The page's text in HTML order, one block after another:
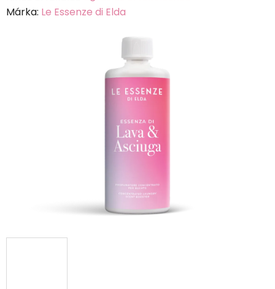
termék
Márka: Le Essenze di Elda